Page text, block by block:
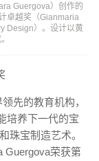
Guergova）创作的
卓越奖（Gianmaria
Design）。设计以黄
先的教育机构，
培养下一代的宝
珠宝制造艺术。
Guergova荣获第